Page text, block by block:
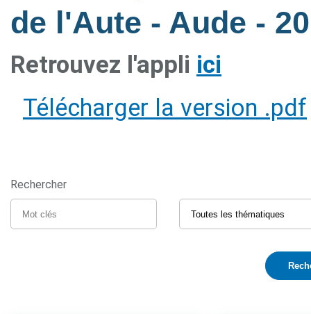
de l'Aute - Aude -
Retrouvez l'appli ici
Télécharger la version .pdf
Rechercher